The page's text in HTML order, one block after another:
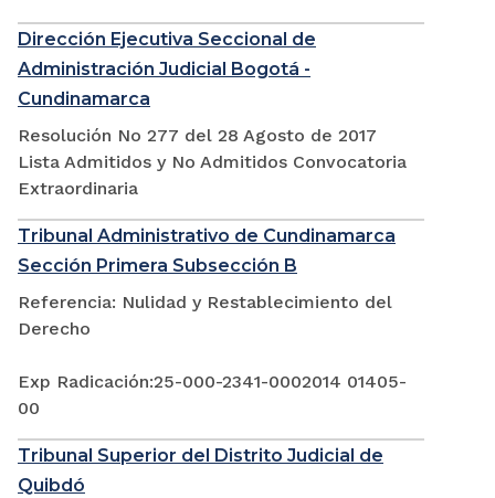
Dirección Ejecutiva Seccional de
Administración Judicial Bogotá -
Cundinamarca
Resolución No 277 del 28 Agosto de 2017
Lista Admitidos y No Admitidos Convocatoria
Extraordinaria
Tribunal Administrativo de Cundinamarca
Sección Primera Subsección B
Referencia: Nulidad y Restablecimiento del
Derecho
Exp Radicación:25-000-2341-0002014 01405-
00
Tribunal Superior del Distrito Judicial de
Quibdó